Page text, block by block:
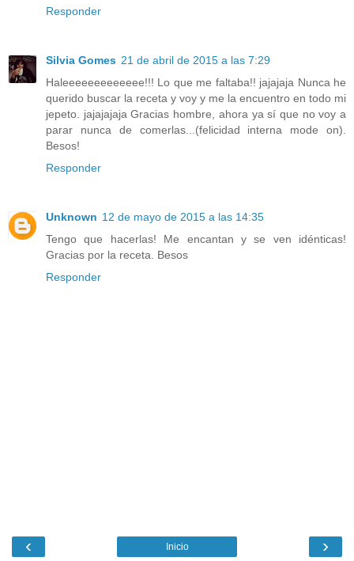
Responder
Silvia Gomes 21 de abril de 2015 a las 7:29
Haleeeeeeeeeeeee!!! Lo que me faltaba!! jajajaja Nunca he
querido buscar la receta y voy y me la encuentro en todo mi
jepeto. jajajajaja Gracias hombre, ahora ya sí que no voy a
parar nunca de comerlas...(felicidad interna mode on).
Besos!
Responder
Unknown 12 de mayo de 2015 a las 14:35
Tengo que hacerlas! Me encantan y se ven idénticas!
Gracias por la receta. Besos
Responder
‹ ›
Inicio